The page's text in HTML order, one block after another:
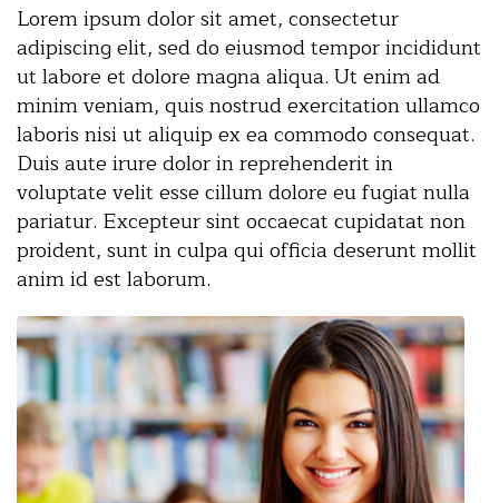
Lorem ipsum dolor sit amet, consectetur
adipiscing elit, sed do eiusmod tempor incididunt
ut labore et dolore magna aliqua. Ut enim ad
minim veniam, quis nostrud exercitation ullamco
laboris nisi ut aliquip ex ea commodo consequat.
Duis aute irure dolor in reprehenderit in
voluptate velit esse cillum dolore eu fugiat nulla
pariatur. Excepteur sint occaecat cupidatat non
proident, sunt in culpa qui officia deserunt mollit
anim id est laborum.